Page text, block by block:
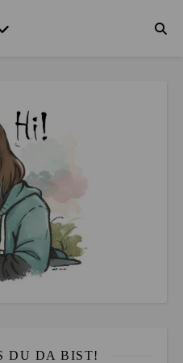
DU DA BIST!